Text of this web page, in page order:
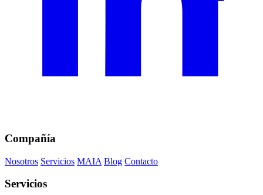
Compañía
Nosotros Servicios MAIA Blog Contacto
Servicios